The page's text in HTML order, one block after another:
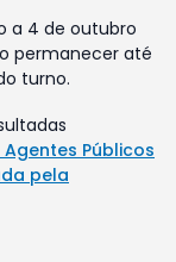
a 4 de outubro
permanecer até
turno.
Públicos
pela